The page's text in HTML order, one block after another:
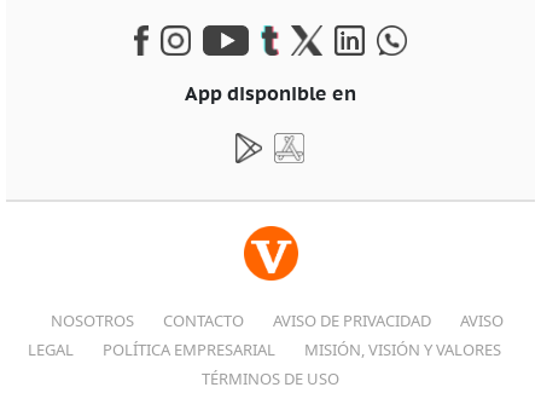
App disponible en
NOSOTROS CONTACTO AVISO DE PRIVACIDAD
AVISO
LEGAL
POLÍTICA EMPRESARIAL
MISIÓN, VISIÓN Y VALORES
TÉRMINOS DE USO